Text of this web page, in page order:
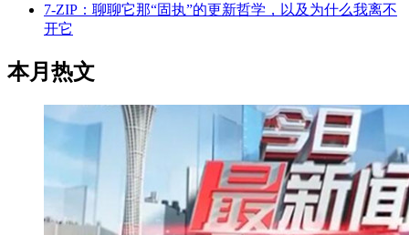
7-ZIP：聊聊它那“固执”的更新哲学，以及为什么我离不
开它
本月热文